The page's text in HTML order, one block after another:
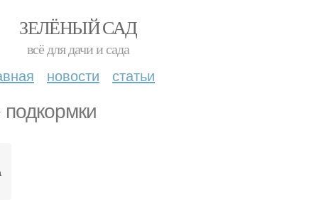
ЗЕЛЁНЫЙ САД
всё для дачи и сада
новости статьи